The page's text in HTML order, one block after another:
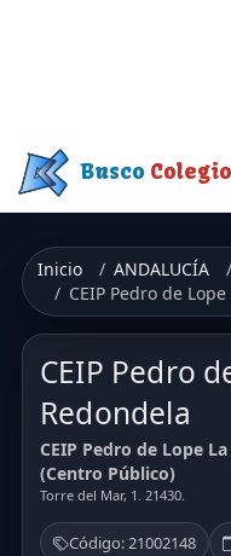
Busco Colegio
Inicio ANDALUCÍA
CEIP Pedro de Lope
CEIP Pedro
Redondela
CEIP Pedro de Lope
(Centro Público)
Torre del Mar, 1. 21430.
Código: 21002148